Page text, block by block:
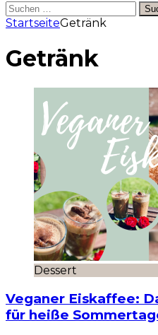
Suchen
nach:
StartseiteGetränk
Getränk
Dessert
Veganer Eiskaffee:
für heiße